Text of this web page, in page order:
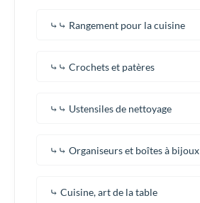
⤷⤷ Rangement pour la cuisine
⤷⤷ Crochets et patères
⤷⤷ Ustensiles de nettoyage
⤷⤷ Organiseurs et boîtes à bijoux
⤷ Cuisine, art de la table